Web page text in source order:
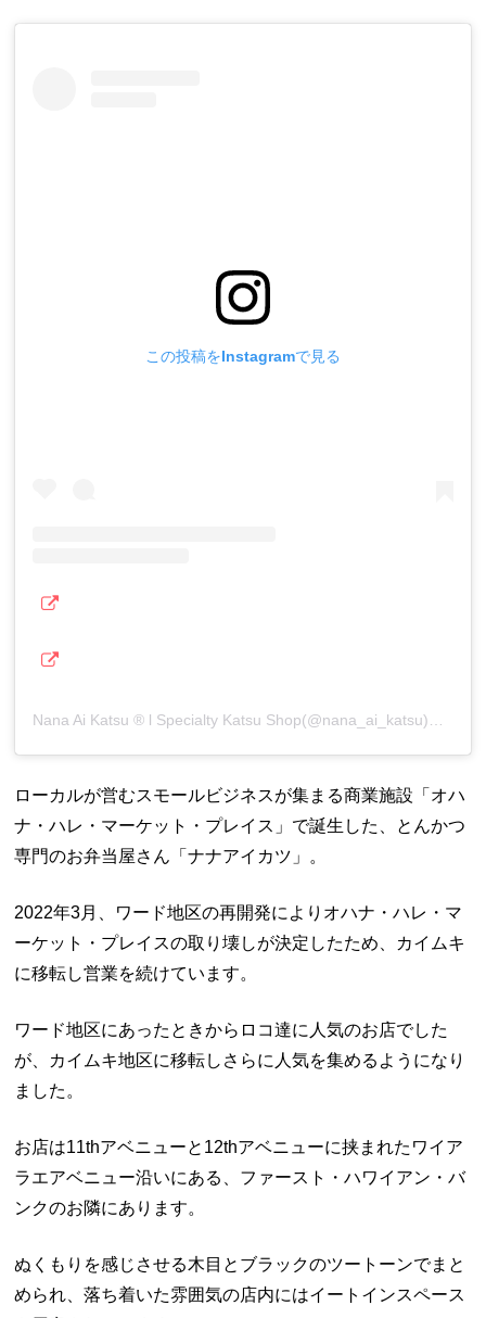
この投稿をInstagramで見る
Nana Ai Katsu ® l Specialty Katsu Shop(@nana_ai_katsu)がシェアした投稿
ローカルが営むスモールビジネスが集まる商業施設「オハ
ナ・ハレ・マーケット・プレイス」で誕生した、とんかつ
専門のお弁当屋さん「ナナアイカツ」。
2022年3月、ワード地区の再開発によりオハナ・ハレ・マ
ーケット・プレイスの取り壊しが決定したため、カイムキ
に移転し営業を続けています。
ワード地区にあったときからロコ達に人気のお店でした
が、カイムキ地区に移転しさらに人気を集めるようになり
ました。
お店は11thアベニューと12thアベニューに挟まれたワイア
ラエアベニュー沿いにある、ファースト・ハワイアン・バ
ンクのお隣にあります。
ぬくもりを感じさせる木目とブラックのツートーンでまと
められ、落ち着いた雰囲気の店内にはイートインスペース